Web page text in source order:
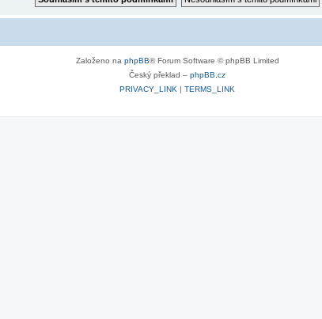
Založeno na phpBB® Forum Software © phpBB Limited
Český překlad – phpBB.cz
PRIVACY_LINK | TERMS_LINK